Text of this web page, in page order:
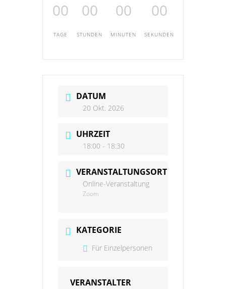
00
TAGE
00
STUNDEN
00
MINUTEN
00
SEKUNDEN
DATUM
20 Okt. 2026
UHRZEIT
18:00 - 18:30
VERANSTALTUNGSORT
Online-Veranstaltung
Zoom
KATEGORIE
Für Einzelpersonen
VERANSTALTER